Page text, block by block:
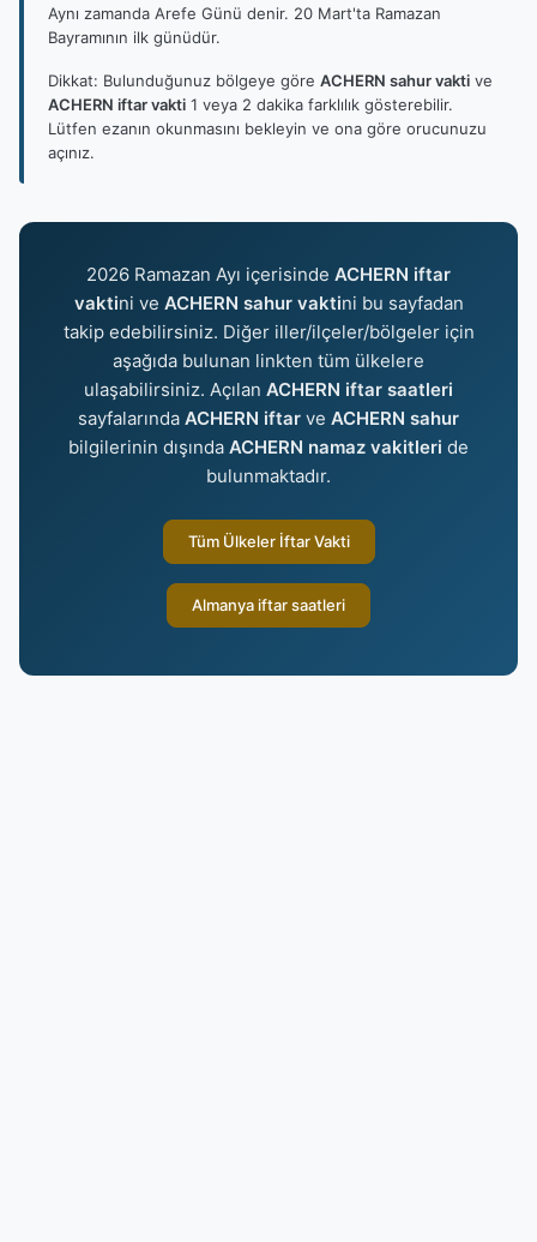
Aynı zamanda Arefe Günü denir. 20 Mart'ta Ramazan
Bayramının ilk günüdür.
Dikkat: Bulunduğunuz bölgeye göre ACHERN sahur vakti ve
ACHERN iftar vakti 1 veya 2 dakika farklılık gösterebilir.
Lütfen ezanın okunmasını bekleyin ve ona göre orucunuzu
açınız.
2026 Ramazan Ayı içerisinde ACHERN iftar
vaktini ve ACHERN sahur vaktini bu sayfadan
takip edebilirsiniz. Diğer iller/ilçeler/bölgeler için
aşağıda bulunan linkten tüm ülkelere
ulaşabilirsiniz. Açılan ACHERN iftar saatleri
sayfalarında ACHERN iftar ve ACHERN sahur
bilgilerinin dışında ACHERN namaz vakitleri de
bulunmaktadır.
Tüm Ülkeler İftar Vakti
Almanya iftar saatleri